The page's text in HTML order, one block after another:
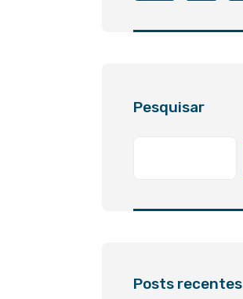
Pesquisar
Posts recentes